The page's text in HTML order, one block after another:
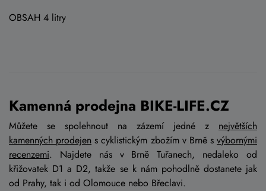
OBSAH 4 litry
Kamenná prodejna BIKE-LIFE.CZ
Můžete se spolehnout na zázemí jedné z největších
kamenných prodejen s cyklistickým zbožím v Brně s výbornými
recenzemi. Najdete nás v Brně Tuřanech, nedaleko od
křižovatek D1 a D2, takže se k nám pohodlně dostanete jak
od Prahy, tak i od Olomouce nebo Břeclavi.